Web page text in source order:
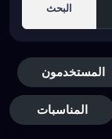
البحث
المستخدمون
المناسبات